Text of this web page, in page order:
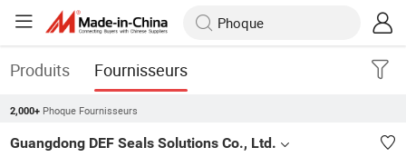
Produits Fournisseurs
2,000+ Phoque Fournisseurs
Guangdong DEF Seals Solutions Co., Ltd.